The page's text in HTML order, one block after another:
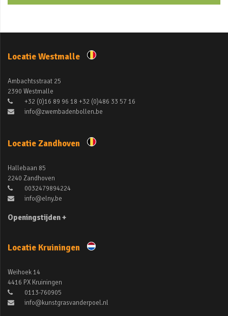
Locatie Westmalle
Ambachtsstraat 25
2390 Westmalle
+32 (0)16 89 96 18 +32 (0)486 33 57 16
info@zwembadenbollen.be
Locatie Zandhoven
Hallebaan 85
2240 Zandhoven
0032479894224
info@elny.be
Openingstijden +
Locatie Kruiningen
Weihoek 14
4416 PX Kruiningen
0113-760905
info@kunstgrasvanderpoel.nl